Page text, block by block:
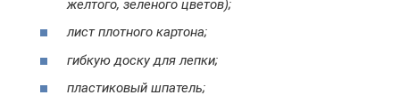
желтого, зеленого цветов);
лист плотного картона;
гибкую доску для лепки;
пластиковый шпатель;